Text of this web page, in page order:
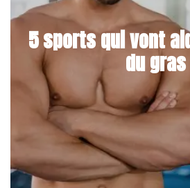
5 sports qui vont
du gras